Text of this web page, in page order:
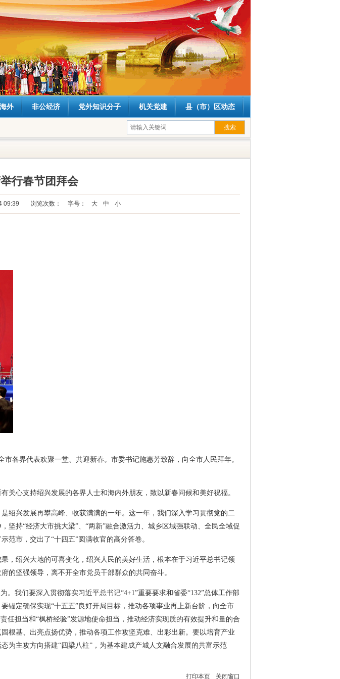
外 非公经济 党外知识分子 机关党建 县（市）区动态
行春节团拜会
09:39 浏览次数： 字号： 大 中 小
各界代表欢聚一堂、共迎新春。市委书记施惠芳致辞，向全市人民拜年。
关心支持绍兴发展的各界人士和海内外朋友，致以新春问候和美好祝福。
绍兴发展再攀高峰、收获满满的一年。这一年，我们深入学习贯彻党的二
持“经济大市挑大梁”、“两新”融合激活力、城乡区域强联动、全民全域促
范市，交出了“十四五”圆满收官的高分答卷。
，绍兴大地的可喜变化，绍兴人民的美好生活，根本在于习近平总书记领
的坚强领导，离不开全市党员干部群众的共同奋斗。
我们要深入贯彻落实习近平总书记“4+1”重要要求和省委“132”总体工作部
锚定确保实现“十五五”良好开局目标，推动各项事业再上新台阶，向全市
任担当和“枫桥经验”发源地使命担当，推动经济实现质的有效提升和量的合
根基、出亮点扬优势，推动各项工作攻坚克难、出彩出新。要以培育产业
为主攻方向搭建“四梁八柱”，为基本建成产城人文融合发展的共富示范
打印本页 关闭窗口